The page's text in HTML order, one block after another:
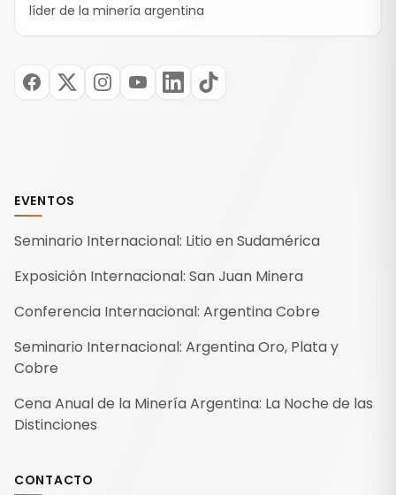
líder de la minería argentina
EVENTOS
Seminario Internacional: Litio en Sudamérica
Exposición Internacional: San Juan Minera
Conferencia Internacional: Argentina Cobre
Seminario Internacional: Argentina Oro, Plata y
Cobre
Cena Anual de la Minería Argentina: La Noche de las
Distinciones
CONTACTO